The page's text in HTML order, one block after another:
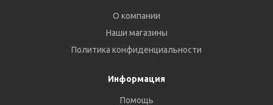
О компании
Наши магазины
Политика конфиденциальности
Информация
Помощь